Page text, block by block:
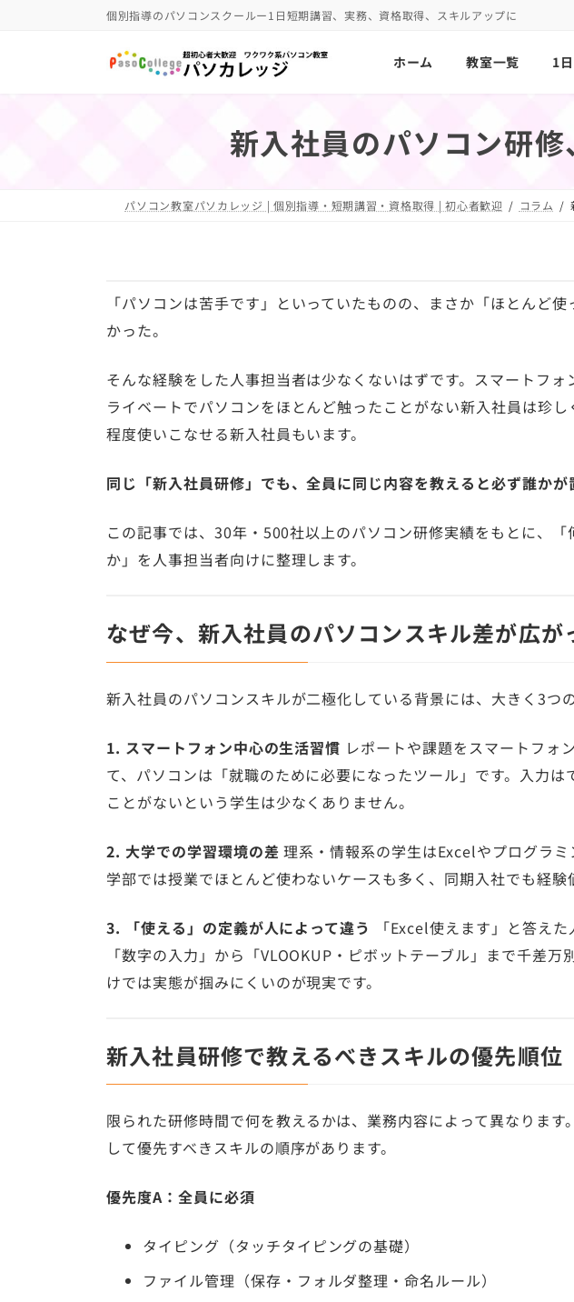
個別指導のパソコンスクールー1日短期講習、実務、資格取得、スキルアップに
ホーム 教室一覧 1
新入社員のパソコン研
パソコン教室パソカレッジ | 個別指導・短期講習・資格取得 | 初心者歓迎 コラム
「パソコンは苦手です」といっていたものの、まさか「ほとんど
かった。
そんな経験をした人事担当者は少なくないはずです。スマートフ
ライベートでパソコンをほとんど触ったことがない新入社員は珍
程度使いこなせる新入社員もいます。
同じ「新入社員研修」でも、全員に同じ内容を教えると必ず誰かが
この記事では、30年・500社以上のパソコン研修実績をもとに、「
か」を人事担当者向けに整理します。
なぜ今、新入社員のパソコンスキル差が広が
新入社員のパソコンスキルが二極化している背景には、大きく3つ
1. スマートフォン中心の生活習慣 レポートや課題をスマートフォ
て、パソコンは「就職のために必要になったツール」です。入力
ことがないという学生は少なくありません。
2. 大学での学習環境の差 理系・情報系の学生はExcelやプログラ
学部では授業でほとんど使わないケースも多く、同期入社でも経験
3. 「使える」の定義が人によって違う
「Excel使えます」と答え
「数字の入力」から「VLOOKUP・ピボットテーブル」まで千差万
けでは実態が掴みにくいのが現実です。
新入社員研修で教えるべきスキルの優先順位
限られた研修時間で何を教えるかは、業務内容によって異なります
して優先すべきスキルの順序があります。
優先度A：全員に必須
タイピング（タッチタイピングの基礎）
ファイル管理（保存・フォルダ整理・命名ルール）